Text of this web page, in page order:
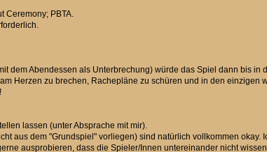
Ceremony; PBTA.
dem Abendessen als Unterbrechung) würde das Spiel dann bis in
Herzen zu brechen, Rachepläne zu schüren und in den
lassen (unter Absprache mit mir).
aus dem "Grundspiel" vorliegen) sind natürlich vollkommen
ausprobieren, dass die Spieler/Innen untereinander nicht